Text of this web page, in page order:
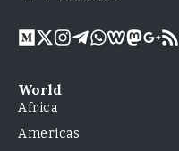
World
Africa
Americas